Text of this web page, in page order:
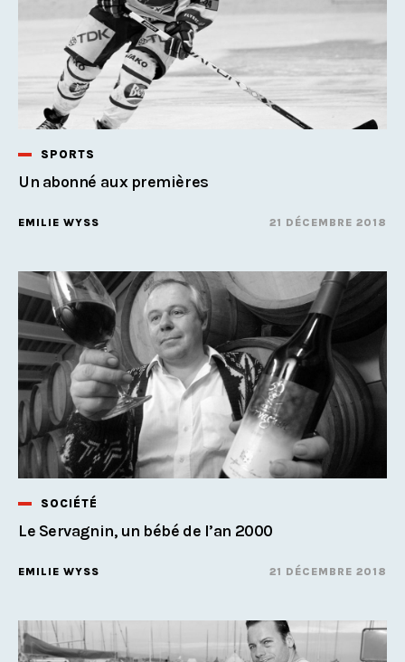
SPORTS
Un abonné aux premières
EMILIE WYSS 21 DÉCEMBRE 2018
SOCIÉTÉ
Le Servagnin, un bébé de l’an 2000
EMILIE WYSS 21 DÉCEMBRE 2018